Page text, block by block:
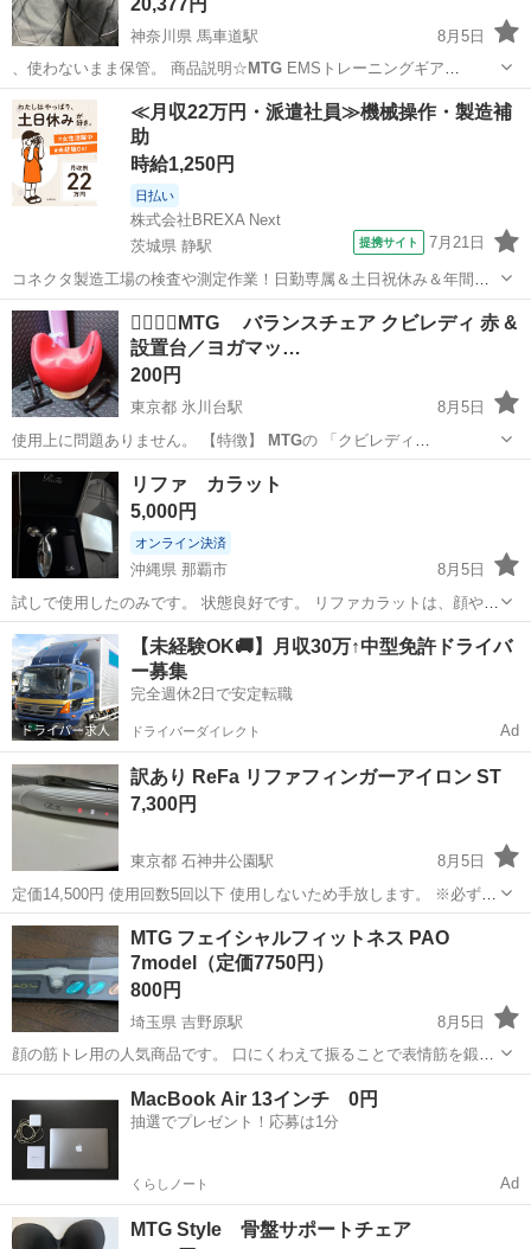
神奈川県 馬車道駅
8月5日
、使わないまま保管。 商品説明☆ MTGEMSトレーニングギア
SIXPAD…
神奈川 横浜市 馬車道駅 美容家電 電極
≪月収22万円・派遣社員≫機械操作・製造補
助
時給1,250円
日払い
株式会社BREXA Next
茨城県 静駅
提携サイト 7月21日
コネクタ製造工場の検査や測定作業！日勤専属＆土日祝休み＆年間休
日128日★クリーンルーム内作業★マイカー通勤OK＆無料駐車場あり
★就業先食堂利用可！日払い制度あり！《茨城県常陸大宮市》 人気の
工場のお仕事 ◇コネクタ製造工...
茨城 常陸大宮市
🤸‍♀️🤸‍♀️MTG バランスチェア クビレディ 赤 &
設置台／ヨガマッ…
200円
東京都 氷川台駅
8月5日
使用上に問題ありません。 【特徴】
MTGの 「クビレディ
（CUVILADY）」…
東京 練馬区 フィットネス、トレーニング
リファ カラット
5,000円
オンライン決済
沖縄県 那覇市
8月5日
試しで使用したのみです。 状態良好です。 リファカラットは、顔や体
のむくみ取り、肌の引き締め、コリのほぐしに効きます。エステティ
シャンの手技を再現したローラーによる「つまみ流す」マッサージ効
果や、微弱電流（マイクロカレ...
沖縄 那覇市 コスメ/ヘルスケア リファ
【未経験OK🚚】月収30万↑中型免許ドライバ
ー募集
完全週休2日で安定転職
ドライバーダイレクト Ad
訳あり ReFa リファフィンガーアイロン ST
7,300円
東京都 石神井公園駅
8月5日
定価14,500円 使用回数5回以下 使用しないため手放します。 ※必ず確
認をおねがいします※ 落下してしまい、3枚目と4枚目のような外傷が
あります。ただ、充電や使用に全く問題ないので、気にならない方の
みご購入お願いいたし...
東京 練馬区 石神井公園駅 半額
MTG フェイシャルフィットネス PAO
7model（定価7750円）
800円
埼玉県 吉野原駅
8月5日
顔の筋トレ用の人気商品です。 口にくわえて振ることで表情筋を鍛え
るトレーニング器具になります。 定価：7,750円 付属品そろっていま
す。 使用回数少なめで、比較的きれいな状態です。 自宅トレーニング
やフェイスラインの...
コスメ/ヘルスケア
MacBook Air 13インチ 0円
抽選でプレゼント！応募は1分
くらしノート Ad
MTG Style 骨盤サポートチェア